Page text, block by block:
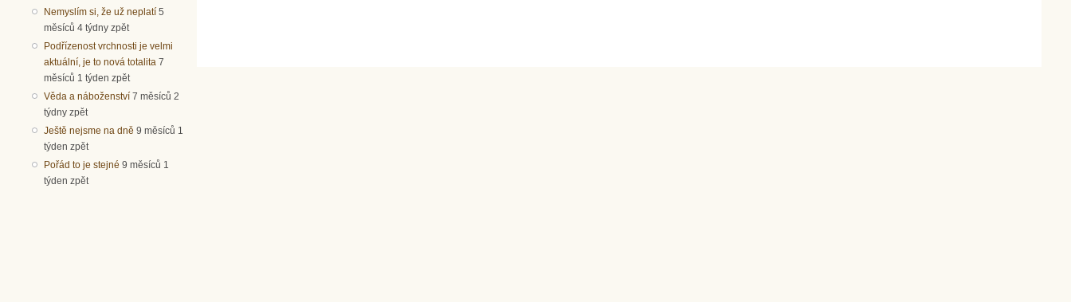
Nemyslím si, že už neplatí 5
měsíců 4 týdny zpět
Podřízenost vrchnosti je velmi
aktuální, je to nová totalita 7
měsíců 1 týden zpět
Věda a náboženství 7 měsíců 2
týdny zpět
Ještě nejsme na dně 9 měsíců 1
týden zpět
Pořád to je stejné 9 měsíců 1
týden zpět